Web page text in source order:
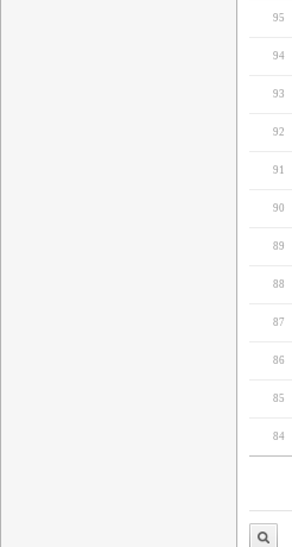
95
94
93
92
91
90
89
88
87
86
85
84